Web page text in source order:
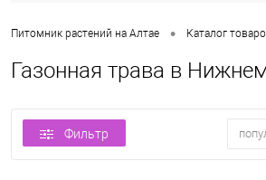
Питомник растений на Алтае • Каталог
Газонная трава в
Фильтр